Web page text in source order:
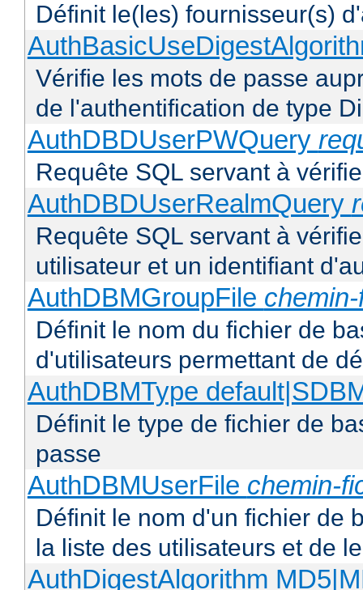
Définit le(les) fournisseur(s)
Vérifie les mots de passe
de l'authentification de type
AuthDBDUserPWQuery
Requête SQL servant à
AuthDBDUserRealmQuery
Requête SQL servant à
utilisateur et un identifiant
AuthDBMGroupFile
Définit le nom du fichier de
d'utilisateurs permettant de
AuthDBMType
Définit le type de fichier de
passe
AuthDBMUserFile chemin-
Définit le nom d'un fichier de
la liste des utilisateurs et de
AuthDigestAlgorithm